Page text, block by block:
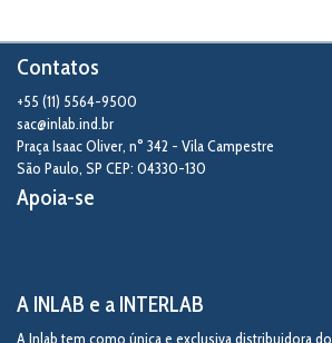
Contatos
+55 (11) 5564-9500
sac@inlab.ind.br
Praça Isaac Oliver, n° 342 - Vila Campestre
São Paulo, SP CEP: 04330-130
Apoia-se
A INLAB e a INTERLAB
A Inlab tem como única e exclusiva distribuidora